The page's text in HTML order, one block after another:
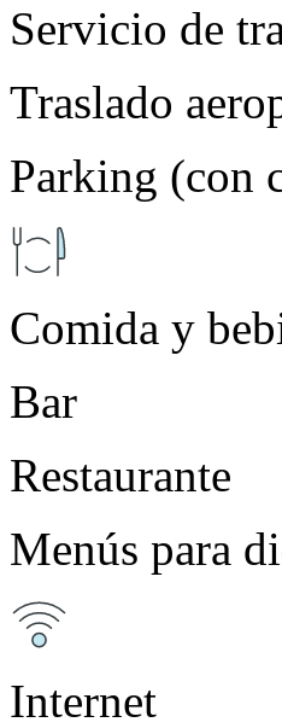
Servicio de
Traslado
Parking (con
Comida y
Bar
Restaurante
Menús para
Internet